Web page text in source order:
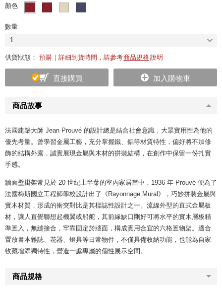
商品故事
法國建築大師 Jean Prouvé 的設計總是結合社會意識，大眾實用性為他的
優先考量。曾學習金屬工藝，充分掌握鐵、鋁等材質特性，偏好將不加修
飾的結構外露，誠實展現金屬與木材的拼裝結構，在創作中保留一份扎實
手感。
牆面壁掛架常見於 20 世紀上半葉的室內家居當中，1936 年 Prouvé 便為了
法國梅斯國立工程師學校設計出了《Rayonnage Mural》，巧妙拼裝金屬與
實木材質，形成的衝突對比是其標誌性設計之一。流線外型的直式金屬板
材，讓人直覺聯想起機翼或船舵，其前緣缺口剛好可將水平的實木層板精
準置入，無縫接合，牢靠固定於牆面，構成實用合宜的六格置物架。適合
置放書本雜誌、花器、燈具等日常物件，不僅具備收納功能，也能為自家
收藏增添獨特性，營造一處專屬的個性展示空間。
商品規格
顏色
數量
1
供貨狀態： 預購｜詳細到貨時間，請參考商品規格說明
直接購買 加入購物車